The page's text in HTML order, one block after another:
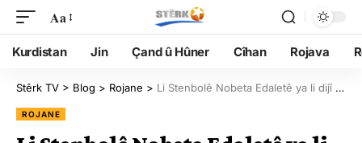
Aa
Kurdistan Jin Çand û Hûner Cîhan Rojava
Stêrk TV > Blog > Rojane > Li Stenbolê Nobeta Edaletê ya li dijî dagirkeriyê di roja 3’an de ye
ROJANE